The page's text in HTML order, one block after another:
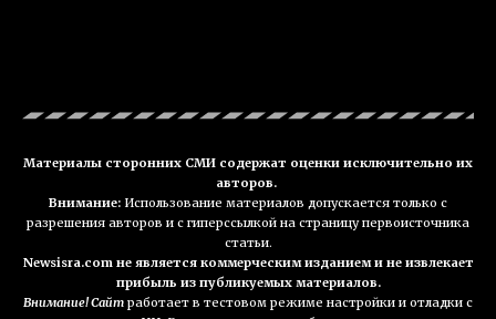
Материалы сторонних СМИ содержат оценки исключительно их
авторов.
Внимание: Использование материалов допускается только с
разрешения авторов и с гиперссылкой на страницу первоисточника
статьи.
Newsisra.com не является коммерческим изданием и не извлекает
прибыль из публикуемых материалов.
Внимание! Сайт работает в тестовом режиме настройки и отладки с